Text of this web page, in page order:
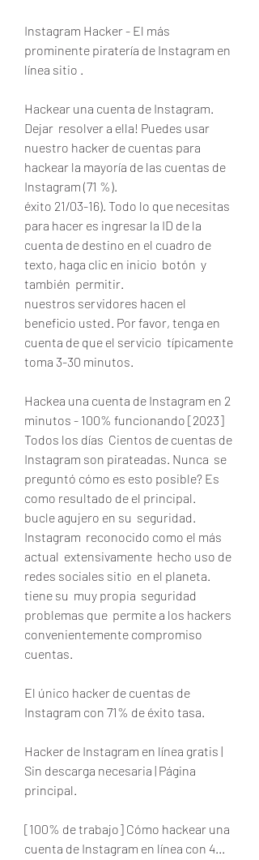
Instagram Hacker - El más
prominente piratería de Instagram en
línea sitio .
Hackear una cuenta de Instagram.
Dejar  resolver a ella! Puedes usar
nuestro hacker de cuentas para
hackear la mayoría de las cuentas de
Instagram (71 %).
éxito 21/03-16). Todo lo que necesitas
para hacer es ingresar la ID de la
cuenta de destino en el cuadro de
texto, haga clic en inicio  botón  y
también  permitir.
nuestros servidores hacen el
beneficio usted. Por favor, tenga en
cuenta de que el servicio  típicamente
toma 3-30 minutos.
Hackea una cuenta de Instagram en 2
minutos - 100% funcionando [2023]
Todos los días  Cientos de cuentas de
Instagram son pirateadas. Nunca  se
preguntó cómo es esto posible? Es
como resultado de el principal.
bucle agujero en su  seguridad.
Instagram  reconocido como el más
actual  extensivamente  hecho uso de
redes sociales sitio  en el planeta.
tiene su  muy propia  seguridad
problemas que  permite a los hackers
convenientemente compromiso
cuentas.
El único hacker de cuentas de
Instagram con 71% de éxito tasa.
Hacker de Instagram en línea gratis |
Sin descarga necesaria | Página
principal.
[100% de trabajo] Cómo hackear una
cuenta de Instagram en línea con 4...